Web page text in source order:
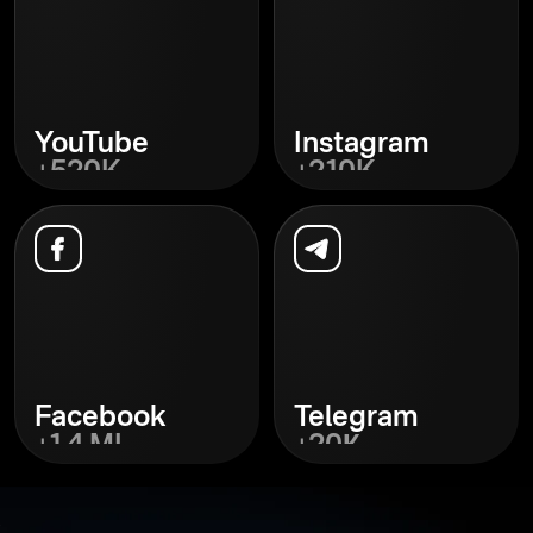
YouTube
+520K
Instagram
+210K
Facebook
+1,4 MI
Telegram
+20К